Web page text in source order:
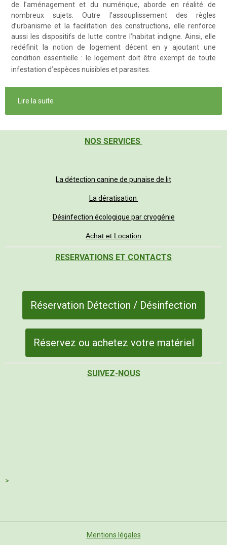
de l’aménagement et du numérique, aborde en réalité de
nombreux sujets. Outre l’assouplissement des règles
d’urbanisme et la facilitation des constructions, elle renforce
aussi les dispositifs de lutte contre l’habitat indigne. Ainsi, elle
redéfinit la notion de logement décent en y ajoutant une
condition essentielle : le logement doit être exempt de toute
infestation d’espèces nuisibles et parasites.
Lire la suite
NOS SERVICES
La détection canine de punaise de lit
La dératisation
Désinfection écologique par cryogénie
Achat et Location
RESERVATIONS ET CONTACTS
Réservation Détection / Désinfection
Réservez ou achetez votre matériel
SUIVEZ-NOUS
>
Mentions légales